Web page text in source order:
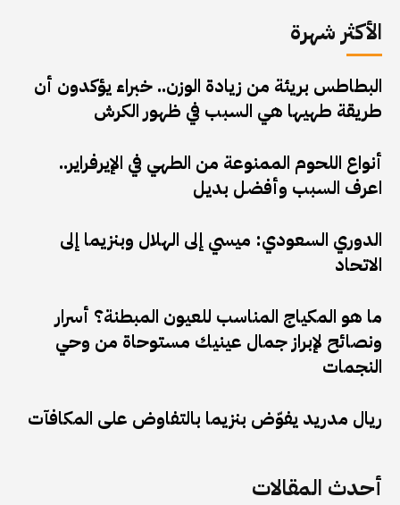
الأكثر شهرة
البطاطس بريئة من زيادة الوزن.. خبراء يؤكدون أن
طريقة طهيها هي السبب في ظهور الكرش
أنواع اللحوم الممنوعة من الطهي في الإيرفراير..
اعرف السبب وأفضل بديل
الدوري السعودي: ميسي إلى الهلال وبنزيما إلى
الاتحاد
ما هو المكياج المناسب للعيون المبطنة؟ أسرار
ونصائح لإبراز جمال عينيك مستوحاة من وحي
النجمات
ريال مدريد يفوّض بنزيما بالتفاوض على المكافآت
أحدث المقالات